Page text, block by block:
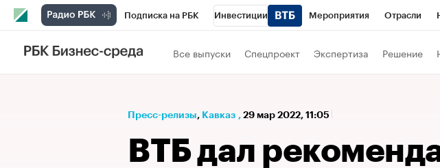
Подписка на РБК Инвестиции Мероприятия Отрасли
РБК Вино
Проверка контрагентов
Все выпуски Спецпроект Экспертиза Решение
Пресс-релизы⁠, Кавказ , 29 мар 2022, 11:05
ВТБ дал